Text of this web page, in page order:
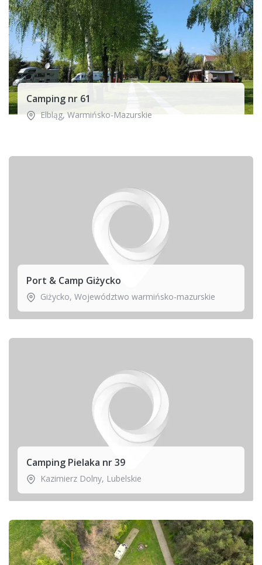
Camping nr 61
Elbląg,Warmińsko-Mazurskie
Port & Camp Giżycko
Giżycko, Województwo warmińsko-mazurskie
Camping Pielaka nr 39
Kazimierz Dolny, Lubelskie